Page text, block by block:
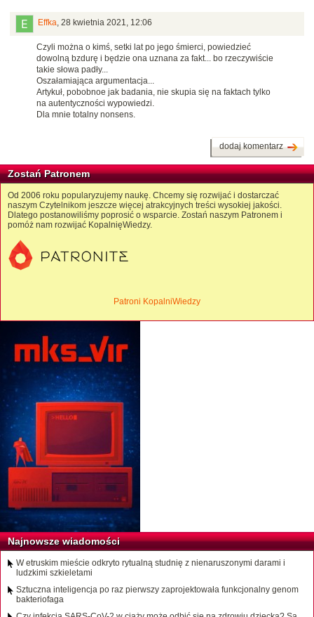
Effka, 28 kwietnia 2021, 12:06
Czyli można o kimś, setki lat po jego śmierci, powiedzieć
dowolną bzdurę i będzie ona uznana za fakt... bo rzeczywiście
takie słowa padły...
Oszałamiająca argumentacja...
Artykuł, pobobnoe jak badania, nie skupia się na faktach tylko
na autentyczności wypowiedzi.
Dla mnie totalny nonsens.
dodaj komentarz
Zostań Patronem
Od 2006 roku popularyzujemy naukę. Chcemy się rozwijać i dostarczać
naszym Czytelnikom jeszcze więcej atrakcyjnych treści wysokiej jakości.
Dlatego postanowiliśmy poprosić o wsparcie. Zostań naszym Patronem i
pomóż nam rozwijać KopalnięWiedzy.
Patroni KopalniWiedzy
Najnowsze wiadomości
W etruskim mieście odkryto rytualną studnię z nienaruszonymi darami i
ludzkimi szkieletami
Sztuczna inteligencja po raz pierwszy zaprojektowała funkcjonalny genom
bakteriofaga